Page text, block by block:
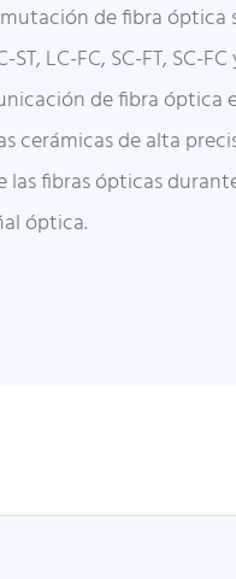
de fibra óptica
LC-FC, SC-FT, SC-
de fibra óptica
cerámicas de alta
fibras ópticas
óptica.